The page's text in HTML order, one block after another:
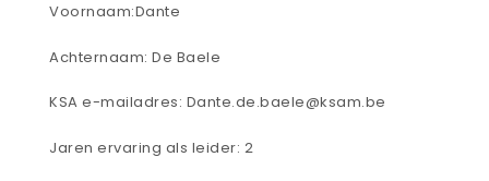
Voornaam:Dante
Achternaam: De Baele
KSA e-mailadres: Dante.de.baele@ksam.be
Jaren ervaring als leider: 2